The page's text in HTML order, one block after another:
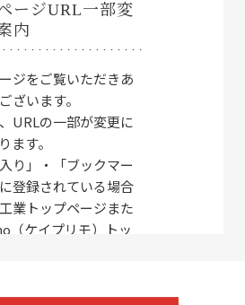
ージURL一部変
内
ジをご覧いただきあ
ざいます。
URLの一部が変更に
ます。
入り」・「ブックマー
登録されている場合
業トップページまた
（ケイプリモ）トッ